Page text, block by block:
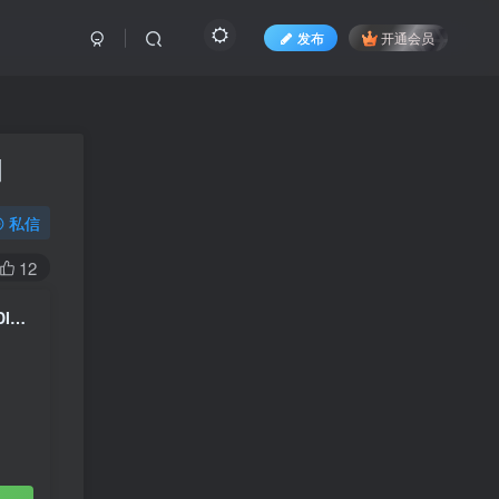
发布 开通会员
私信
12
X JAPAN – DAHLIA TOUR FINAL Complete Edition [2011.12.21] [BDISO 30.7GB]